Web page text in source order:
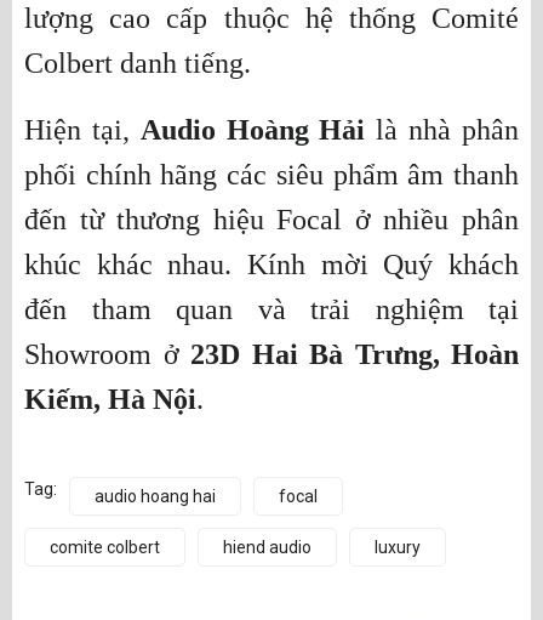
lượng cao cấp thuộc hệ thống Comité
Colbert danh tiếng.
Hiện tại, Audio Hoàng Hải là nhà phân
phối chính hãng các siêu phẩm âm thanh
đến từ thương hiệu Focal ở nhiều phân
khúc khác nhau. Kính mời Quý khách
đến tham quan và trải nghiệm tại
Showroom ở 23D Hai Bà Trưng, Hoàn
Kiếm, Hà Nội.
Tag: audio hoang hai focal
comite colbert hiend audio luxury